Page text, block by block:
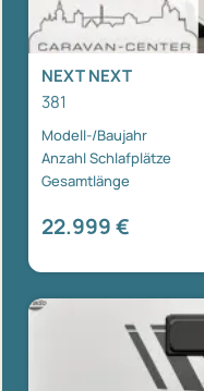
NEXT NEXT
381
Modell-/Baujahr
Anzahl Schlafplätze
Gesamtlänge
22.999 €